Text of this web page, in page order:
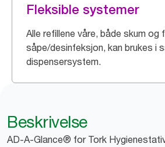
Fleksible systemer
Alle refillene våre, både skum og
såpe/desinfeksjon, kan brukes i
dispensersystem.
Beskrivelse
AD-A-Glance® for Tork